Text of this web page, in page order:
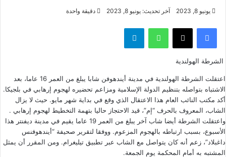
يونيو 8, 2023 آخر تحديث: يونيو 8, 2023 دقيقة واحدة
فيسبوك ‫X واتساب تيلقرام
الشرطة الهولندية
اعتقلت الشرطة الهولندية في مدينة أيندهوفن شابا يبلغ من العمر 16 عاما، بعد
الاشتباه بتواصله بتنظيم الدولة الإسلامية ومزاعم تحضيره لهجوم إرهابي في بلجيكا.
أكد مكتب النائب العام هذا الاعتقال الذي وقع في بداية شهر مايو. حيث لا يزال
الشاب، المعروف بالحرف “إم”، قيد الاحتجاز حاليا بتهمة التخطيط لهجوم إرهابي .
واعتقلت الشرطة أيضا شاب آخر يبلغ من العمر 19 عاما يقيم في مدينة ديفنتر هذا
الأسبوع، بسبب ارتباطه بالهجوم المزعوم. ووفقا لتقرير صحيفة “أيندهوفنس
داغبلاد”، زعم أنه كان يتواصل مع الشاب عبر تطبيق تيليغرام. ومن المقرر أن يمثل
المشتبه به أمام المحكمة يوم الجمعة.